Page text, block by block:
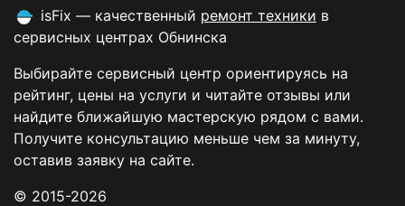
isFix — качественный ремонт техники в
сервисных центрах Обнинска
Выбирайте сервисный центр ориентируясь на
рейтинг, цены на услуги и читайте отзывы или
найдите ближайшую мастерскую рядом с вами.
Получите консультацию меньше чем за минуту,
оставив заявку на сайте.
© 2015-2026